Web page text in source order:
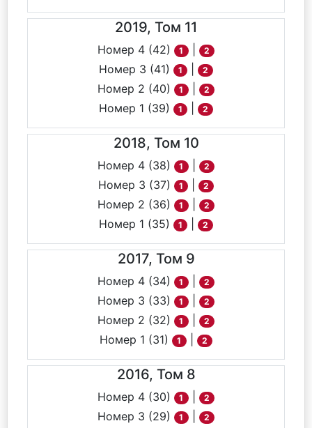
2019, Том 11
Номер 4 (42) 1 2
Номер 3 (41) 1 2
Номер 2 (40) 1 2
Номер 1 (39) 1 2
2018, Том 10
Номер 4 (38) 1 2
Номер 3 (37) 1 2
Номер 2 (36) 1 2
Номер 1 (35) 1 2
2017, Том 9
Номер 4 (34) 1 2
Номер 3 (33) 1 2
Номер 2 (32) 1 2
Номер 1 (31) 1 2
2016, Том 8
Номер 4 (30) 1 2
Номер 3 (29) 1 2